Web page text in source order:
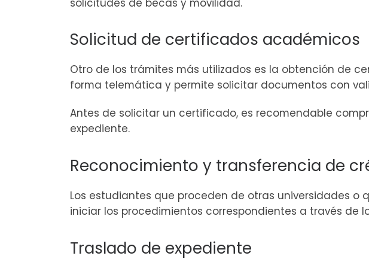
Solicitud de certificados académicos
Otro de los trámites más utilizados es la obtención de
forma telemática y permite solicitar documentos con
Antes de solicitar un certificado, es recomendable
expediente.
Reconocimiento y transferencia de
Los estudiantes que proceden de otras universidades
iniciar los procedimientos correspondientes a través de
Traslado de expediente